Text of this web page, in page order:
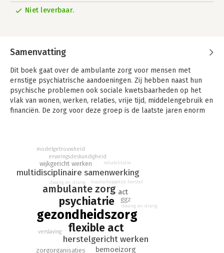
Niet leverbaar.
Samenvatting
Dit boek gaat over de ambulante zorg voor mensen met
ernstige psychiatrische aandoeningen. Zij hebben naast hun
psychische problemen ook sociale kwetsbaarheden op het
vlak van wonen, werken, relaties, vrije tijd, middelengebruik en
financiën. De zorg voor deze groep is de laatste jaren enorm
verpleegkundigen, agogen, arbeidsdeskundigen en
verslavingsdeskundigen zijn betrokken en bieden
specialistische behandeling. 'Herstel' is het centrale doel,
waarbij de eigen kracht van cliënten zo veel mogelijk wordt
gestimuleerd met steun van de familie en het netwerk van de
cliënt. In samenwerking met gemeentelijke buurtteams
worden de kansen voor maatschappelijk en persoonlijk
herstel zo groot mogelijk gemaakt, zodat cliënten kunnen
werken en wonen in een buurt waar ze zich thuis voelen. De
(Flexible) ACT-teams proberen ook zorgmijders met
aantrekkelijke (bemoei)zorg te bereiken.
gezondheidszorg
flexible act
psychiatrie
ambulante zorg
herstelgericht werken
multidisciplinaire samenwerking
bemoeizorg
act
ggz
zorgorganisaties
wijkgericht werken
dwang en drang maatschappelijk herstel
ervaringsdeskundigheid
verslaving
rehabilitatie
dwang en drang
modelgetrouwheid